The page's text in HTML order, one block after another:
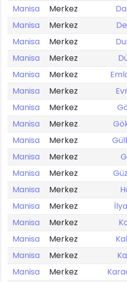
Manisa
Merkez
Manisa
Merkez
Manisa
Merkez
Manisa
Merkez
Manisa
Merkez
Manisa
Merkez
Manisa
Merkez
Manisa
Merkez
Manisa
Merkez
Manisa
Merkez
Manisa
Merkez
Manisa
Merkez
Manisa
Merkez
Manisa
Merkez
Manisa
Merkez
Manisa
Merkez
Manisa
Merkez